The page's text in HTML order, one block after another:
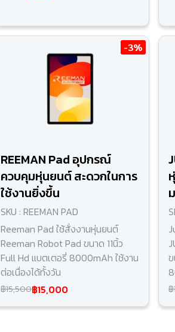
-3%
REEMAN Pad อุปกรณ์
ควบคุมหุ่นยนต์ สะดวกในการ
ใช้งานยิ่งขึ้น
SKU : REEMAN PAD
Reeman Pad ใช้สั่งงานหุ่นยนต์
Reeman Robot Pad ขนาด 11นิ้ว
Full Hd แบตเตอรี่ 8000mAh ใช้งาน
ต่อเนื่องได้ทั้งวัน
฿15,500฿15,000